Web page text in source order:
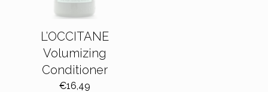
L’OCCITANE
Volumizing
Conditioner
€16,49